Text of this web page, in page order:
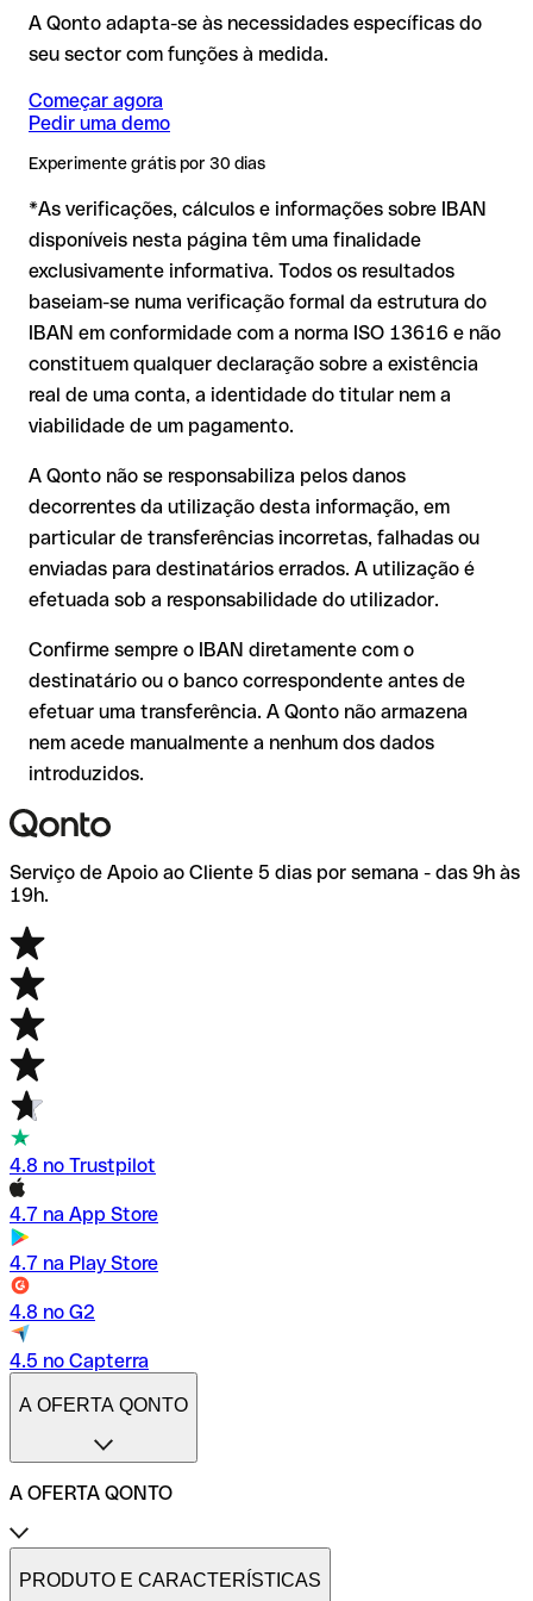
Nota: em transferências em moeda estrangeira (por exemplo,
USD ou GBP) podem aplicar-se comissões de câmbio
Issue with interpolation.
❌ Não confirma a existência da conta.
Sugestão: antes de efetuar uma transferência, confirme o
IBAN diretamente com o destinatário, especialmente em
novas relações comerciais ou com montantes elevados.
estiverem corretos, o sistema bancário deteta o erro
automaticamente e rejeita a transferência. O dinheiro não
sai da sua conta, sem qualquer prejuízo financeiro.
IBAN formalmente válido mas incorreto:
forma outra combinação formalmente válida, a
transferência é executada para uma conta alheia. Nesse
caso:
O banco destinatário é obrigado a colaborar na
recuperação dos fundos
A sua instituição pode iniciar um processo de reclamação a
seu pedido
A devolução não está garantida, especialmente se o
Em transferências internacionais fora da área SEPA, a
recuperação é consideravelmente mais complexa e implica
comissões adicionais
Recomendação : verifique sempre o IBAN antes de uma
transferência com o nosso IBAN Checker gratuito e, em caso
precaução é especialmente importante com montantes
elevados ou em novas relações comerciais.
A Qonto adapta-se às necessidades específicas do
seu sector com funções à medida.
Começar agora
Pedir uma demo
Experimente grátis por 30 dias
*As verificações, cálculos e informações sobre IBAN
disponíveis nesta página têm uma finalidade
exclusivamente informativa. Todos os resultados
baseiam-se numa verificação formal da estrutura do
IBAN em conformidade com a norma ISO 13616 e não
constituem qualquer declaração sobre a existência
real de uma conta, a identidade do titular nem a
viabilidade de um pagamento.
A Qonto não se responsabiliza pelos danos
decorrentes da utilização desta informação, em
particular de transferências incorretas, falhadas ou
enviadas para destinatários errados. A utilização é
efetuada sob a responsabilidade do utilizador.
Confirme sempre o IBAN diretamente com o
destinatário ou o banco correspondente antes de
efetuar uma transferência. A Qonto não armazena
nem acede manualmente a nenhum dos dados
introduzidos.
Serviço de Apoio ao Cliente 5 dias por semana - das 9h às
19h.
4.8 no Trustpilot
4.7 na App Store
4.7 na Play Store
4.8 no G2
4.5 no Capterra
A OFERTA QONTO
A OFERTA QONTO
Conta profissional online
PRODUTO E CARACTERÍSTICAS